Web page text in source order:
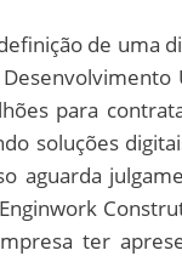
de uma
para
soluções
aguarda
ter